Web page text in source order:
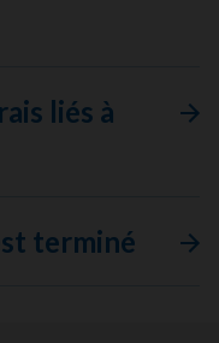
liés à
terminé